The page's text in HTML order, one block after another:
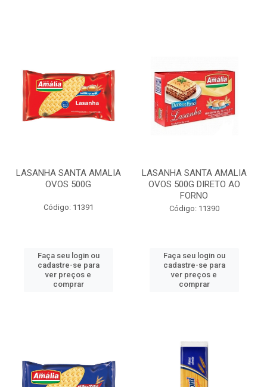
LASANHA SANTA AMALIA
OVOS 500G
Código: 11391
Faça seu login ou
cadastre-se para
ver preços e
comprar
LASANHA SANTA AMALIA
OVOS 500G DIRETO AO
FORNO
Código: 11390
Faça seu login ou
cadastre-se para
ver preços e
comprar